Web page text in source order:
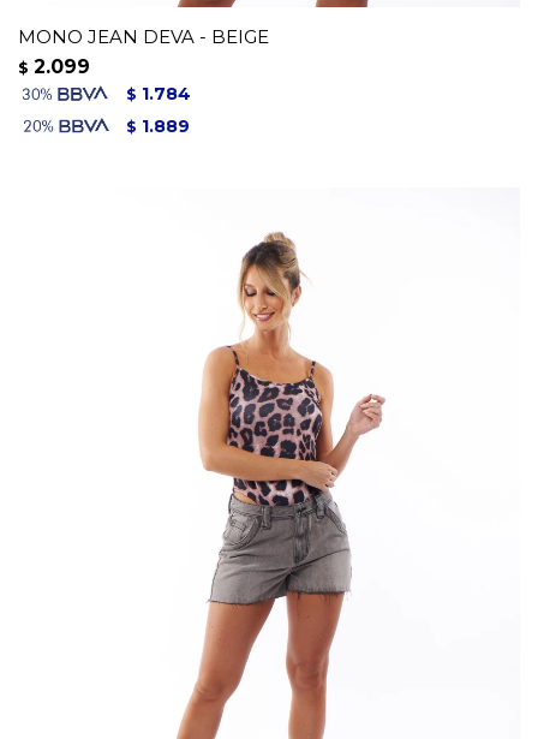
MONO JEAN DEVA - BEIGE
$ 2.099
$ 1.784
$ 1.889